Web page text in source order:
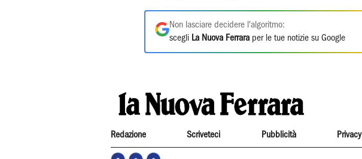
Non lasciare decidere l'algoritmo:
scegli La Nuova Ferrara per le tue notizie su Google
Redazione Scriveteci Pubblicità Privacy